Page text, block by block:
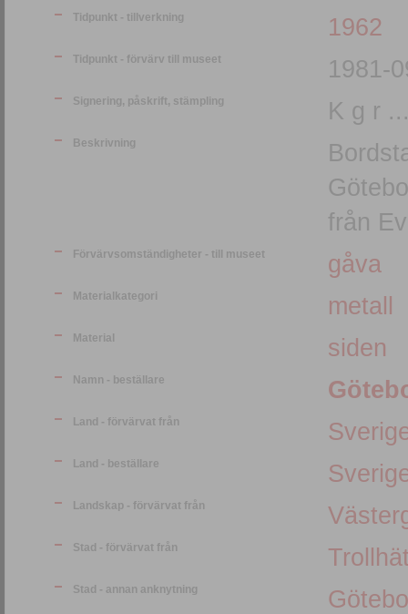
Tidpunkt - tillverkning 1962
Tidpunkt - förvärv till museet 1981-
Signering, påskrift, stämpling K g r
Beskrivning
från
Förvärvsomständigheter - till museet gåva
Materialkategori metall
Material siden
Namn - beställare
Land - förvärvat från
Land - beställare
Landskap - förvärvat från
Stad - förvärvat från
Stad - annan anknytning